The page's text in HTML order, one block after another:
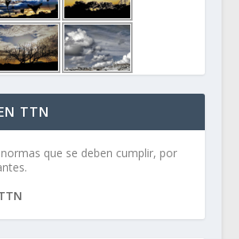
TTN
que se deben cumplir, por